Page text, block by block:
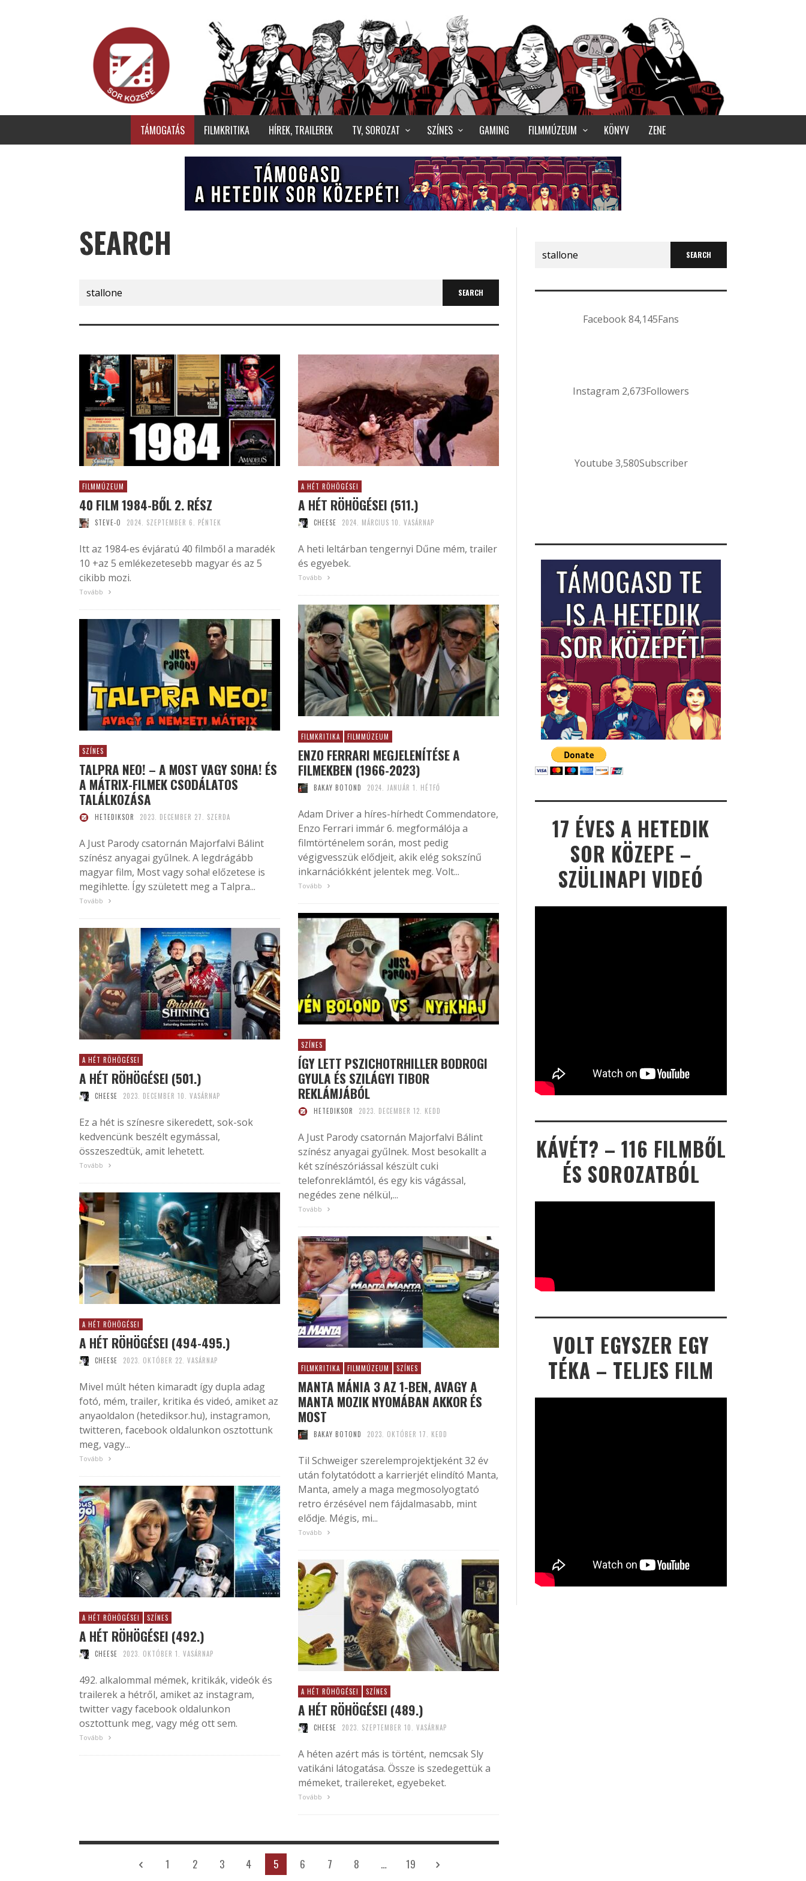
TÁMOGATÁS FILMKRITIKA HÍREK, TRAILEREK TV, SOROZAT SZÍNES GAMING FILMMÚZEUM KÖNYV ZENE
SEARCH
Search
for:
FILMMÚZEUM
40 FILM 1984-BŐL 2. RÉSZ
STEVE-O 2024. SZEPTEMBER 6. PÉNTEK
Itt az 1984-es évjáratú 40 filmből a maradék
10 +az 5 emlékezetesebb magyar és az 5
cikibb mozi.
Tovább
A HÉT RÖHÖGÉSEI
A HÉT RÖHÖGÉSEI (511.)
CHEESE 2024. MÁRCIUS 10. VASÁRNAP
A heti leltárban tengernyi Dűne mém, trailer
és egyebek.
Tovább
FILMKRITIKA FILMMÚZEUM
ENZO FERRARI MEGJELENÍTÉSE A
FILMEKBEN (1966-2023)
BAKAY BOTOND 2024. JANUÁR 1. HÉTFŐ
Adam Driver a híres-hírhedt Commendatore,
Enzo Ferrari immár 6. megformálója a
filmtörténelem során, most pedig
végigvesszük elődjeit, akik elég sokszínű
inkarnációkként jelentek meg. Volt...
Tovább
SZÍNES
TALPRA NEO! – A MOST VAGY SOHA! ÉS
A MÁTRIX-FILMEK CSODÁLATOS
TALÁLKOZÁSA
HETEDIKSOR 2023. DECEMBER 27. SZERDA
A Just Parody csatornán Majorfalvi Bálint
színész anyagai gyűlnek. A legdrágább
magyar film, Most vagy soha! előzetese is
megihlette. Így született meg a Talpra...
Tovább
SZÍNES
ÍGY LETT PSZICHOTRHILLER BODROGI
GYULA ÉS SZILÁGYI TIBOR
REKLÁMJÁBÓL
HETEDIKSOR 2023. DECEMBER 12. KEDD
A Just Parody csatornán Majorfalvi Bálint
színész anyagai gyűlnek. Most besokallt a
két színészóriással készült cuki
telefonreklámtól, és egy kis vágással,
negédes zene nélkül,...
Tovább
A HÉT RÖHÖGÉSEI
A HÉT RÖHÖGÉSEI (501.)
CHEESE 2023. DECEMBER 10. VASÁRNAP
Ez a hét is színesre sikeredett, sok-sok
kedvencünk beszélt egymással,
összeszedtük, amit lehetett.
Tovább
A HÉT RÖHÖGÉSEI
A HÉT RÖHÖGÉSEI (494-495.)
CHEESE 2023. OKTÓBER 22. VASÁRNAP
Mivel múlt héten kimaradt így dupla adag
fotó, mém, trailer, kritika és videó, amiket az
anyaoldalon (hetediksor.hu), instagramon,
twitteren, facebook oldalunkon osztottunk
meg, vagy...
Tovább
FILMKRITIKA FILMMÚZEUM SZÍNES
MANTA MÁNIA 3 AZ 1-BEN, AVAGY A
MANTA MOZIK NYOMÁBAN AKKOR ÉS
MOST
BAKAY BOTOND 2023. OKTÓBER 17. KEDD
Til Schweiger szerelemprojektjeként 32 év
után folytatódott a karrierjét elindító Manta,
Manta, amely a maga megmosolyogtató
retro érzésével nem fájdalmasabb, mint
elődje. Mégis, mi...
Tovább
A HÉT RÖHÖGÉSEI SZÍNES
A HÉT RÖHÖGÉSEI (492.)
CHEESE 2023. OKTÓBER 1. VASÁRNAP
492. alkalommal mémek, kritikák, videók és
trailerek a hétről, amiket az instagram,
twitter vagy facebook oldalunkon
osztottunk meg, vagy még ott sem.
Tovább
A HÉT RÖHÖGÉSEI SZÍNES
A HÉT RÖHÖGÉSEI (489.)
CHEESE 2023. SZEPTEMBER 10. VASÁRNAP
A héten azért más is történt, nemcsak Sly
vatikáni látogatása. Össze is szedegettük a
mémeket, trailereket, egyebeket.
Tovább
1 2 3 4 5 6 7 8 … 19
Search
for:
Facebook84,145Fans
Instagram 2,673Followers
Youtube 3,580Subscriber
17 ÉVES A HETEDIK
SOR KÖZEPE –
SZÜLINAPI VIDEÓ
KÁVÉT? – 116 FILMBŐL
ÉS SOROZATBÓL
VOLT EGYSZER EGY
TÉKA – TELJES FILM